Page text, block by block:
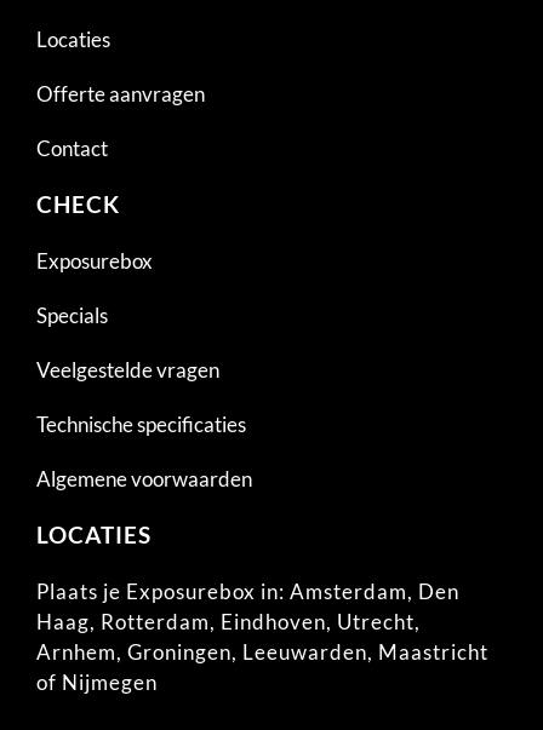
Locaties
Offerte aanvragen
Contact
CHECK
Exposurebox
Specials
Veelgestelde vragen
Technische specificaties
Algemene voorwaarden
LOCATIES
Plaats je Exposurebox in: Amsterdam, Den
Haag, Rotterdam, Eindhoven, Utrecht,
Arnhem, Groningen, Leeuwarden, Maastricht
of Nijmegen